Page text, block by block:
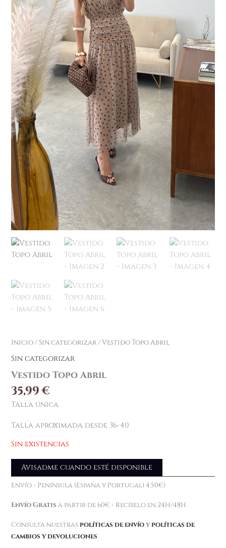
Inicio/Sin categorizar/ Vestido Topo Abril
Sin categorizar
Vestido Topo Abril
35,99€
Talla única
Talla aproximada desde 36-40
Sin existencias
Avisadme cuando esté disponible
Envío - Península (España y Portugal) 4,50€)
Envío Gratis a partir de 60€ - Recíbelo en 24H/48H
Consulta nuestras políticas de envíoy políticas de
cambios y devoluciones